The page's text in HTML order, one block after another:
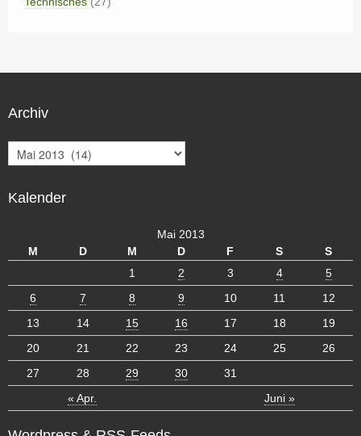
Archiv
r
h
Kalender
Mai 2013
M
D M D F S S
« Apr. Juni »
1 2 3 4
5
6
7 8 9 10 11
12
13
14 15 16 17 18
19
20
21 22 23 24 25
26
27
28 29 30 31